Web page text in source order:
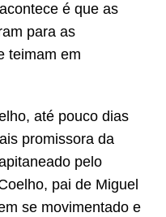
é que as
para as
teimam em
até pouco dias
promissora da
pelo
pai de Miguel
se movimentado e